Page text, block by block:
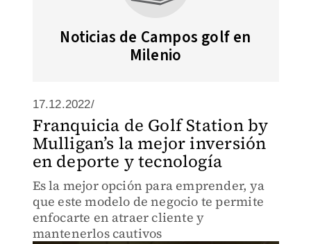
Noticias de Campos golf en
Milenio
17.12.2022/
Franquicia de Golf Station by
Mulligan’s la mejor inversión
en deporte y tecnología
Es la mejor opción para emprender, ya
que este modelo de negocio te permite
enfocarte en atraer cliente y
mantenerlos cautivos